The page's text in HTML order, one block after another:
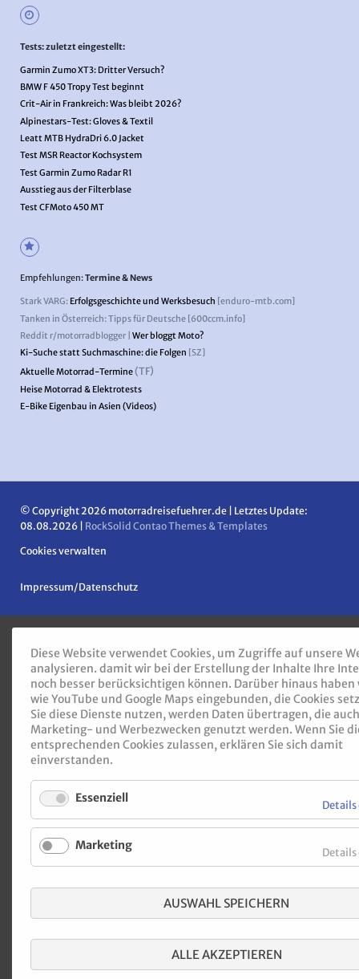
Tests: zuletzt eingestellt:
Garmin Zumo XT3: Dritter Versuch?
BMW F 450 Tropy Test beginnt
Crit-Air in Frankreich: Was bleibt 2026?
Alpinestars-Test: Gloves & Textil
Leatt MTB HydraDri 6.0 Jacket
Test MSR Reactor Kochsystem
Test Garmin Zumo Radar R1
Ausstieg aus der Filterblase
Test CFMoto 450 MT
Empfehlungen:Termine & News
Stark VARG: Erfolgsgeschichte und Werksbesuch [enduro-mtb.com]
Tanken in Österreich: Tipps für Deutsche [600ccm.info]
Reddit r/motorradblogger | Wer bloggt Moto?
Ki-Suche statt Suchmaschine: die Folgen [SZ]
Aktuelle Motorrad-Termine(TF)
Heise Motorrad & Elektrotests
E-Bike Eigenbau in Asien (Videos)
© Copyright 2026 motorradreisefuehrer.de | Letztes Update:
08.08.2026 | RockSolid Contao Themes & Templates
Cookies verwalten
Navigation
Impressum/Datenschutz
Diese Website verwendet Cookies, um Zugriffe auf unsere
analysieren. damit wir bei der Erstellung der Inhalte Ihre
noch besser berücksichtigen können. Darüber hinaus haben
wie YouTube und Google Maps eingebunden, die Cookies
Sie diese Dienste nutzen, werden Daten übertragen, die
Marketing- und Werbezwecken genutzt werden. Wenn Sie
entsprechenden Cookies zulassen, erklären Sie sich damit
einverstanden.
Essenziell
Marketing
AUSWAHL SPEICHERN
ALLE AKZEPTIEREN